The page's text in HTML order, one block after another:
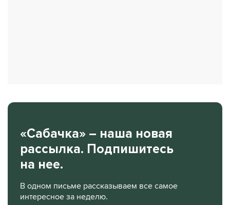
«Сабачка» – наша новая
рассылка. Подпишитесь
на нее.
В одном письме рассказываем все самое
интересное за неделю.